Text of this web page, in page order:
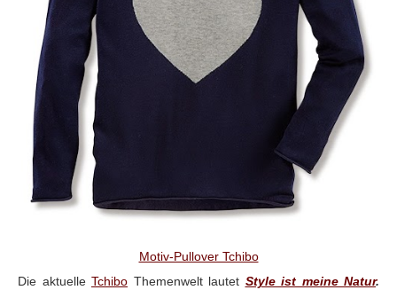
Motiv-Pullover Tchibo
Die aktuelle Tchibo Themenwelt lautet Style ist meine Natur.